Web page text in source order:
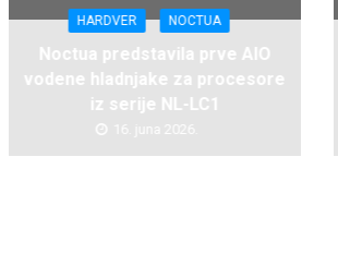
HARDVER NOCTUA
Noctua predstavila prve AIO
vodene hladnjake za procesore
iz serije NL-LC1
16. juna 2026.